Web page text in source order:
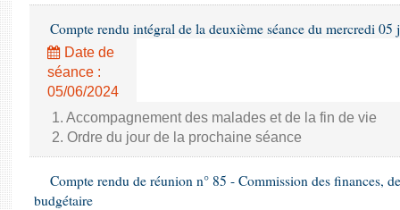
Compte rendu intégral de la deuxième séance du mercredi 05
Date de
séance :
05/06/2024
1. Accompagnement des malades et de la fin de vie
2. Ordre du jour de la prochaine séance
Compte rendu de réunion n° 85 - Commission des finances,
budgétaire